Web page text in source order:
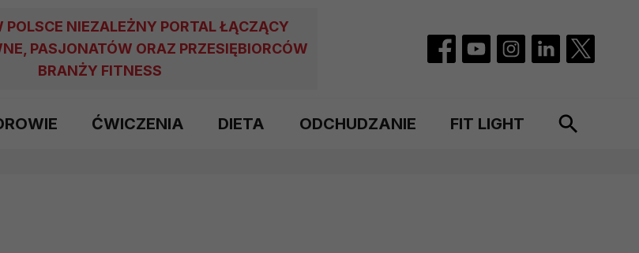
POLSCE NIEZALEŻNY PORTAL ŁĄCZĄCY
PASJONATÓW ORAZ PRZESIĘBIORCÓW
BRANŻY FITNESS
ĆWICZENIA DIETA ODCHUDZANIE FIT LIGHT